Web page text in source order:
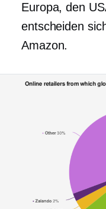
Europa, den
entscheiden
Amazon.